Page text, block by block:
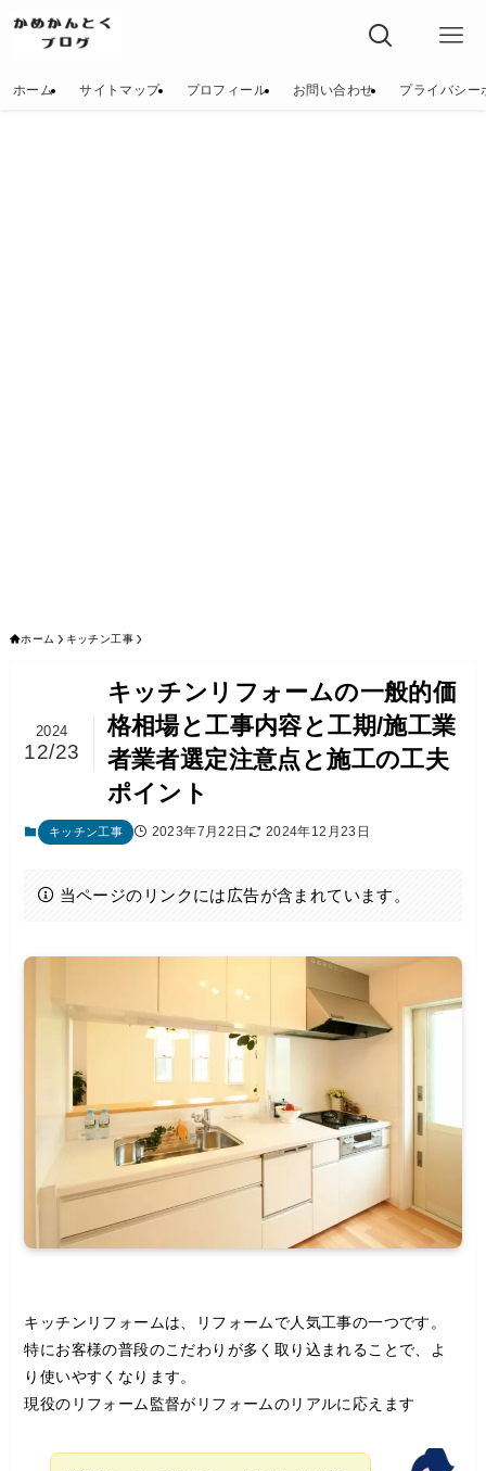
ホーム サイトマップ プロフィール お問い合わせ プライバシー
ホーム キッチン工事
キッチンリフォームの一般的価
格相場と工事内容と工期/施工業
者業者選定注意点と施工の工夫
ポイント
2024
12/23
キッチン工事 2023年7月22日 2024年12月23日
当ページのリンクには広告が含まれています。
キッチンリフォームは、リフォームで人気工事の一つです。
特にお客様の普段のこだわりが多く取り込まれることで、よ
り使いやすくなります。
現役のリフォーム監督がリフォームのリアルに応えます